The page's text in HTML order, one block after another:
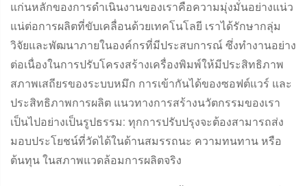
แก่นหลักของการดำเนินงานของเราคือความมุ่งมั่นอย่างแน่ว
แน่ต่อการผลิตที่ขับเคลื่อนด้วยเทคโนโลยี เราได้รักษากลุ่ม
วิจัยและพัฒนาภายในองค์กรที่มีประสบการณ์ ซึ่งทำงานอย่าง
ต่อเนื่องในการปรับโครงสร้างเครื่องพิมพ์ให้มีประสิทธิภาพ
สภาพเสถียรของระบบหมึก การเข้ากันได้ของซอฟต์แวร์ และ
ประสิทธิภาพการผลิต แนวทางการสร้างนวัตกรรมของเรา
เป็นไปอย่างเป็นรูปธรรม: ทุกการปรับปรุงจะต้องสามารถส่ง
มอบประโยชน์ที่วัดได้ในด้านสมรรถนะ ความทนทาน หรือ
ต้นทุน ในสภาพแวดล้อมการผลิตจริง